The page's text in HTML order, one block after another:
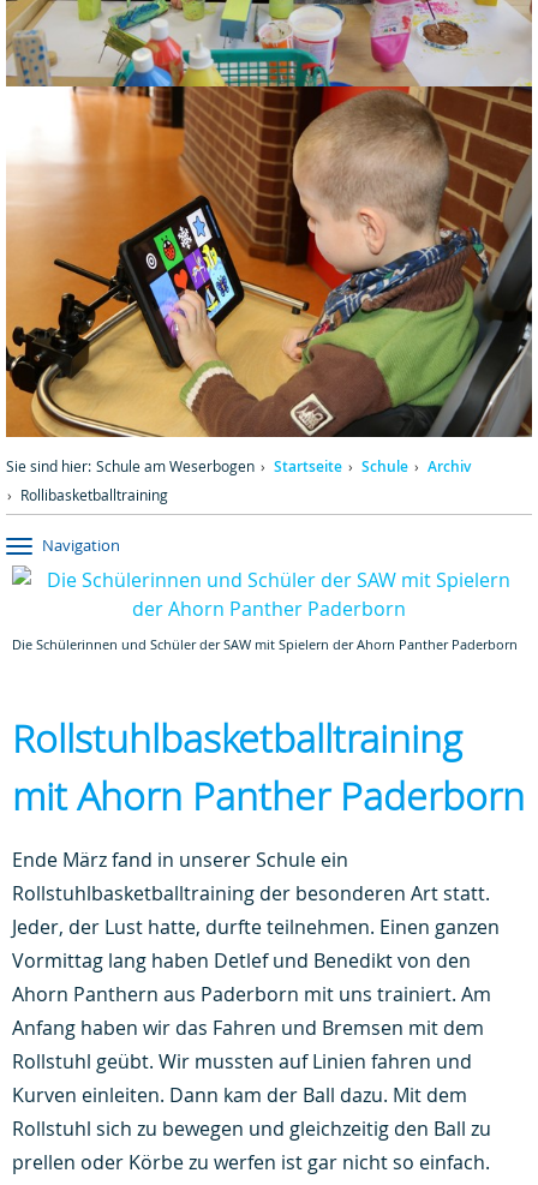
Sie sind hier: Schule am Weserbogen Startseite Schule Archiv
Rollibasketballtraining
Navigation
Die Schülerinnen und Schüler der SAW mit Spielern der Ahorn Panther Paderborn
Rollstuhlbasketballtraining
mit Ahorn Panther Paderborn
Ende März fand in unserer Schule ein
Rollstuhlbasketballtraining der besonderen Art statt.
Jeder, der Lust hatte, durfte teilnehmen. Einen ganzen
Vormittag lang haben Detlef und Benedikt von den
Ahorn Panthern aus Paderborn mit uns trainiert. Am
Anfang haben wir das Fahren und Bremsen mit dem
Rollstuhl geübt. Wir mussten auf Linien fahren und
Kurven einleiten. Dann kam der Ball dazu. Mit dem
Rollstuhl sich zu bewegen und gleichzeitig den Ball zu
prellen oder Körbe zu werfen ist gar nicht so einfach.